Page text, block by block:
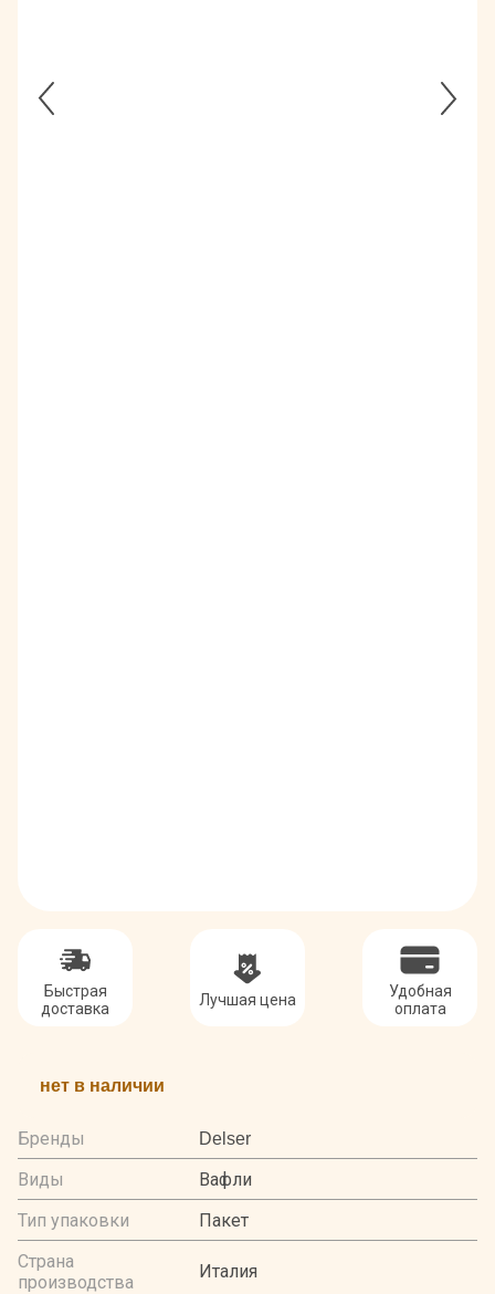
Быстрая
доставка
Лучшая цена
Удобная
оплата
нет в наличии
Бренды
Delser
Виды
Вафли
Тип упаковки
Пакет
Страна
производства
Италия